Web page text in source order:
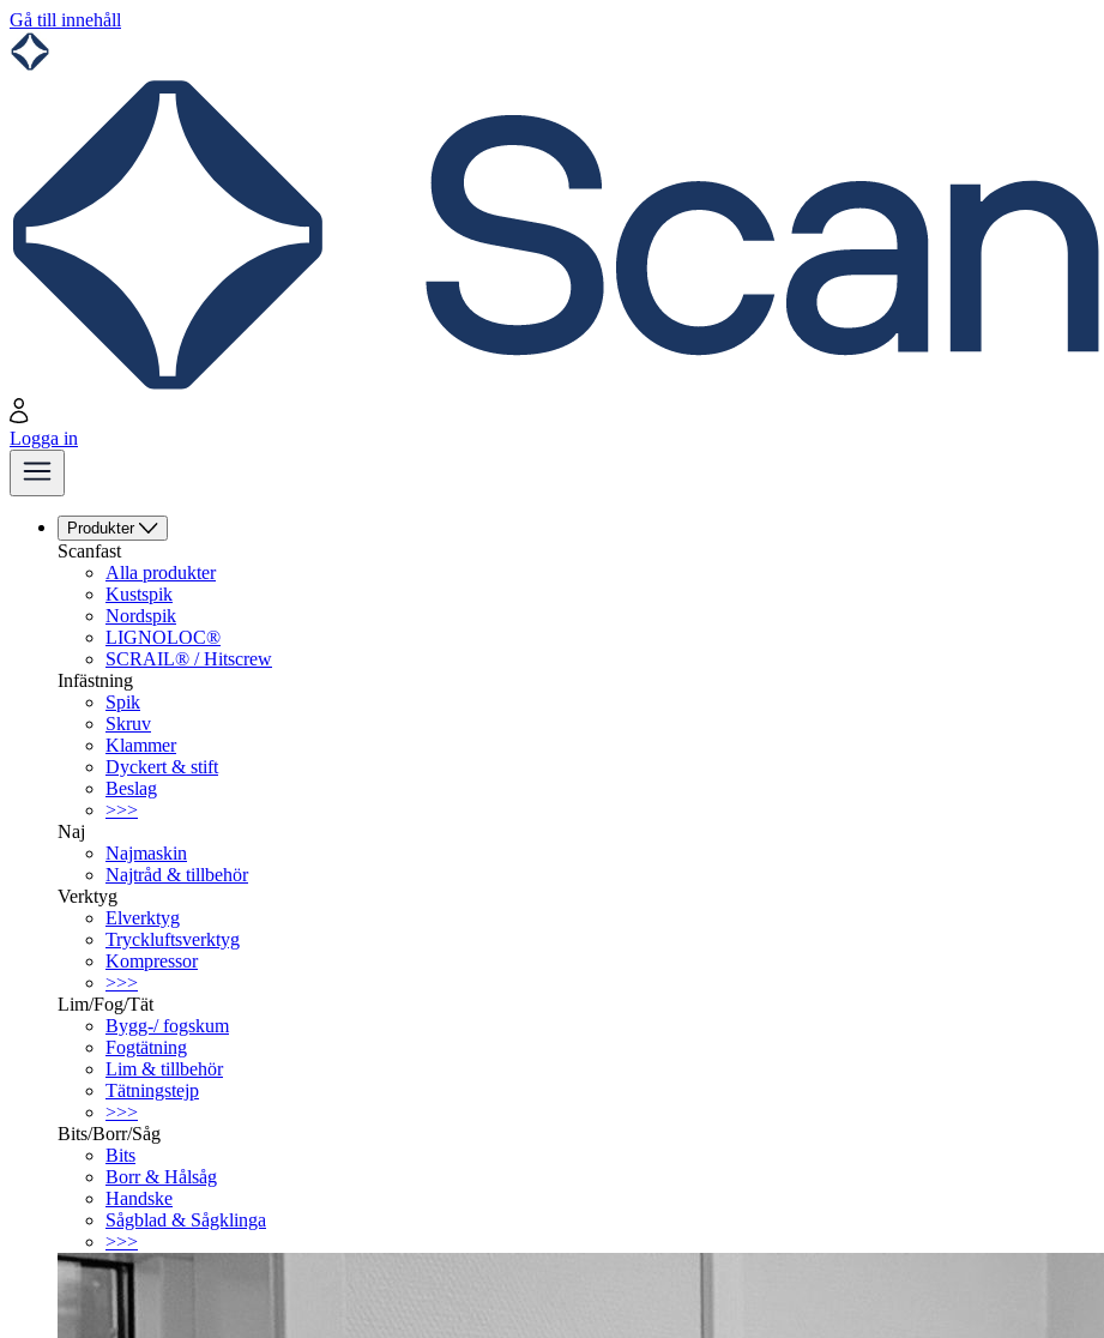
Gå till innehåll
Logga in
Produkter
Scanfast
Alla produkter
Kustspik
Nordspik
LIGNOLOC®
SCRAIL® / Hitscrew
Infästning
Spik
Skruv
Klammer
Dyckert & stift
Beslag
>>>
Naj
Najmaskin
Najtråd & tillbehör
Verktyg
Elverktyg
Tryckluftsverktyg
Kompressor
>>>
Lim/Fog/Tät
Bygg-/ fogskum
Fogtätning
Lim & tillbehör
Tätningstejp
>>>
Bits/Borr/Såg
Bits
Borr & Hålsåg
Handske
Sågblad & Sågklinga
>>>